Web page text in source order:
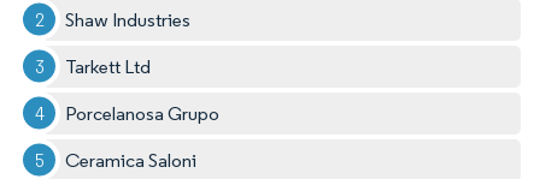
Shaw Industries
Tarkett Ltd
Porcelanosa Grupo
Ceramica Saloni